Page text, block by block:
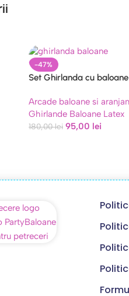
-47%
Set Ghirlanda cu
Arcade baloane si
Ghirlande Baloane Latex
180,00lei 95,00 lei